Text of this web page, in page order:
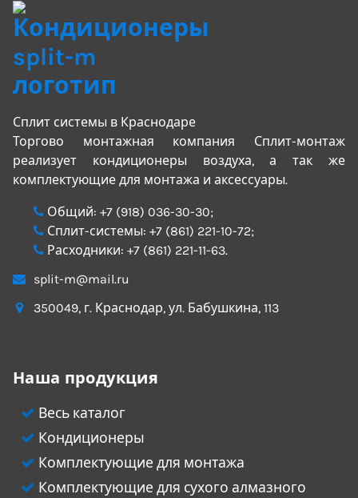
Сплит системы в Краснодаре
Торгово монтажная компания Сплит-монтаж
реализует кондиционеры воздуха, а так же
комплектующие для монтажа и аксессуары.
Общий: +7 (918) 036-30-30;
Сплит-системы: +7 (861) 221-10-72;
Расходники: +7 (861) 221-11-63.
split-m@mail.ru
350049, г. Краснодар, ул. Бабушкина, 113
Наша продукция
Весь каталог
Кондиционеры
Комплектующие для монтажа
Комплектующие для сухого алмазного